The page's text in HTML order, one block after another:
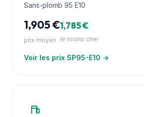
Sans-plomb 95 E10
1,905 €
prix moyen
1,785 €
le moins cher
Voir les prix SP95-E10 →